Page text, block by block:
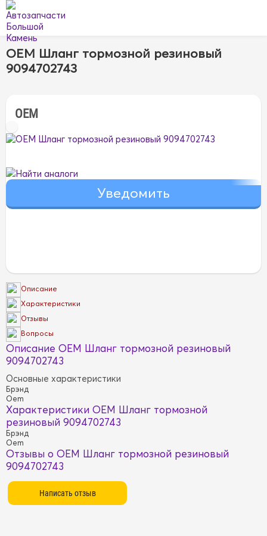
OEM Шланг тормозной резиновый
9094702743
OEM
Найти аналоги
Описание
Характеристики
Отзывы
Вопросы
Описание OEM Шланг тормозной резиновый
9094702743
Основные характеристики
Брэнд
Oem
Характеристики OEM Шланг тормозной
резиновый 9094702743
Брэнд
Oem
Отзывы о OEM Шланг тормозной резиновый
9094702743